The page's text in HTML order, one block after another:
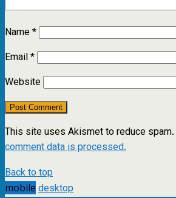
Name*
Email*
Website
This site uses Akismet to reduce spam.
comment data is processed.
Back to top
mobile desktop